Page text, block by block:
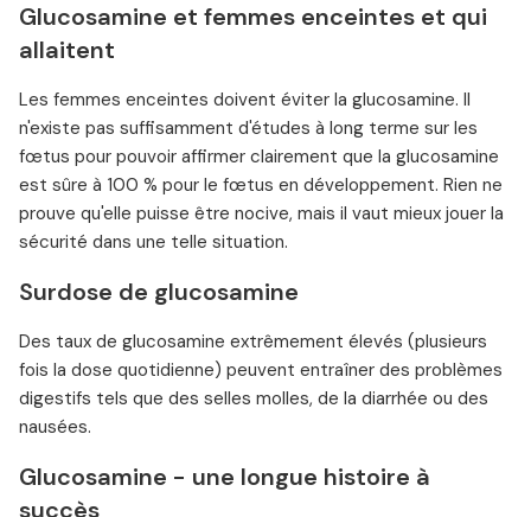
Glucosamine et femmes enceintes et qui
allaitent
Les femmes enceintes doivent éviter la glucosamine. Il
n'existe pas suffisamment d'études à long terme sur les
fœtus pour pouvoir affirmer clairement que la glucosamine
est sûre à 100 % pour le fœtus en développement. Rien ne
prouve qu'elle puisse être nocive, mais il vaut mieux jouer la
sécurité dans une telle situation.
Surdose de glucosamine
Des taux de glucosamine extrêmement élevés (plusieurs
fois la dose quotidienne) peuvent entraîner des problèmes
digestifs tels que des selles molles, de la diarrhée ou des
nausées.
Glucosamine - une longue histoire à
succès